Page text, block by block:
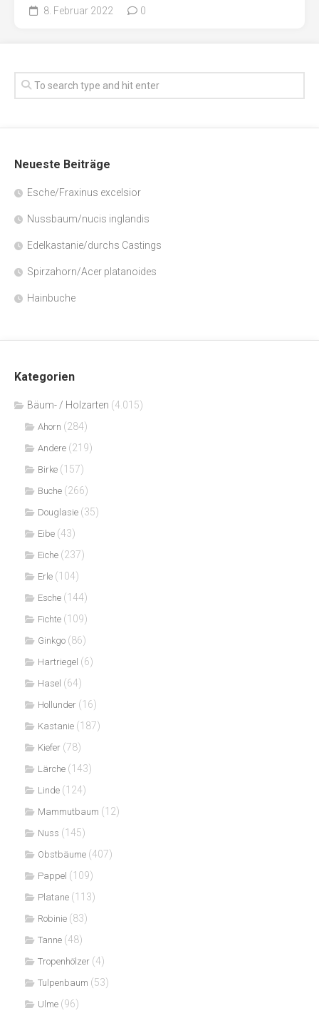
8. Februar 2022 0
Neueste Beiträge
Esche/Fraxinus excelsior
Nussbaum/nucis inglandis
Edelkastanie/durchs Castings
Spirzahorn/Acer platanoides
Hainbuche
Kategorien
Bäum- / Holzarten (4.015)
Ahorn (284)
Andere (219)
Birke (157)
Buche (266)
Douglasie (35)
Eibe (43)
Eiche (237)
Erle (104)
Esche (144)
Fichte (109)
Ginkgo (86)
Hartriegel (6)
Hasel (64)
Hollunder (16)
Kastanie (187)
Kiefer (78)
Lärche (143)
Linde (124)
Mammutbaum (12)
Nuss (145)
Obstbäume (407)
Pappel (109)
Platane (113)
Robinie (83)
Tanne (48)
Tropenhölzer (4)
Tulpenbaum (53)
Ulme (96)